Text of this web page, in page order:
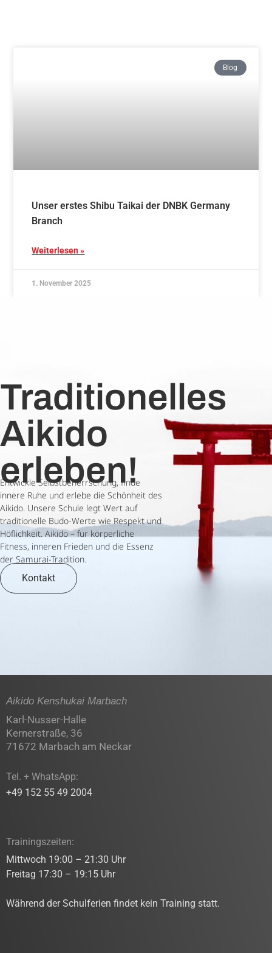
Blog
Unser erstes Shibu Taikai der DNBK Germany
Branch
Weiterlesen »
1. November 2025
Traditionelles
Aikido
erleben!
Entwickle Selbstbeherrschung, finde
innere Ruhe und erlebe die Schönheit des
Aikido. Unsere Schule legt Wert auf
traditionelle Budo-Werte wie Respekt und
Höflichkeit. Aikido – für körperliche
Fitness, inneren Frieden und die Essenz
der Samurai-Tradition.
Kontakt
Aikido Kenshukai Marbach
Karl-Nusser-Halle
Kernerstraße, 36
71672 Marbach am Neckar
Tel. + WhatsApp:
+49 152 55 49 2004
Trainingszeiten:
Mittwoch 19:00 – 21:30 Uhr
Freitag 17:30 – 19:15 Uhr
Während der Schulferien findet kein Training statt.